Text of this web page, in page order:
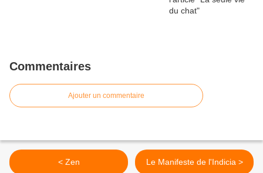
Commentaires
Ajouter un commentaire
< Zen Le Manifeste de l'Indicia >